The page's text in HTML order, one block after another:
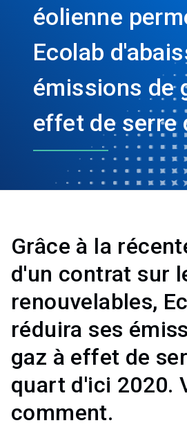
éolienne
Ecolab
émissions de
effet de serre
Grâce à la
d'un contrat sur
renouvelables,
réduira ses
gaz à effet de
quart d'ici 2020.
comment.